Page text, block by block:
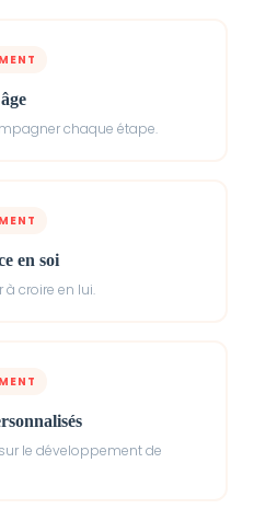
chaque étape.
en soi
à croire en lui.
le développement de